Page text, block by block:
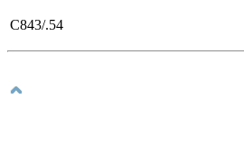
C843/.54